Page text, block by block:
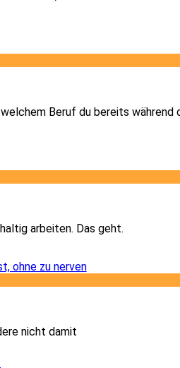
Beruf du bereits während
arbeiten. Das geht.
nicht damit